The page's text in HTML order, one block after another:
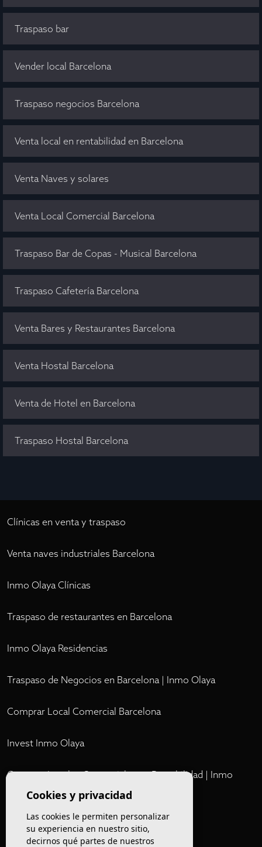
Traspaso bar
Vender local Barcelona
Traspaso negocios Barcelona
Venta local en rentabilidad en Barcelona
Venta Naves y solares
Venta Local Comercial Barcelona
Traspaso Bar de Copas - Musical Barcelona
Traspaso Cafetería Barcelona
Venta Bares y Restaurantes Barcelona
Venta Hostal Barcelona
Venta de Hotel en Barcelona
Traspaso Hostal Barcelona
Clínicas en venta y traspaso
Venta naves industriales Barcelona
Inmo Olaya Clínicas
Traspaso de restaurantes en Barcelona
Inmo Olaya Residencias
Traspaso de Negocios en Barcelona | Inmo Olaya
Comprar Local Comercial Barcelona
Invest Inmo Olaya
Comprar Locales Comerciales en Rentabilidad | Inmo
OlayaCookies y privacidad
Las cookies le permiten personalizar
su experiencia en nuestro sitio,
decirnos qué partes de nuestros